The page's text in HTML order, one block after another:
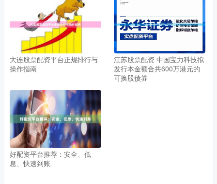
大连股票配资平台正规排行与
操作指南
江苏股票配资 中国宝力科技拟
发行本金额合共600万港元的
可换股债券
好配资平台推荐：安全、低
息、快速到账